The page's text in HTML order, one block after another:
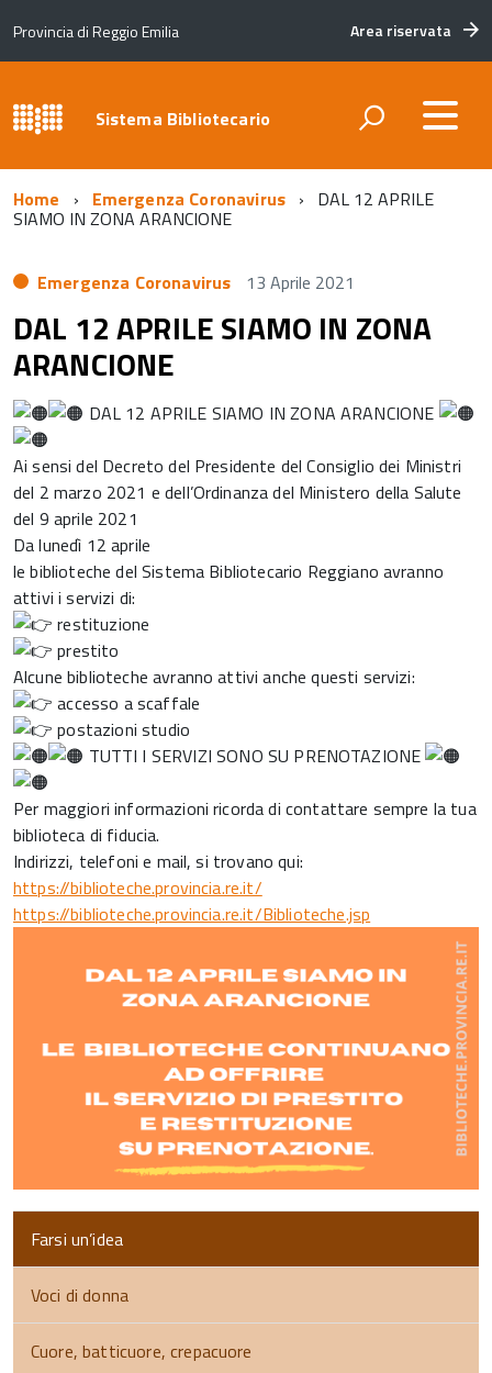
Provincia di Reggio Emilia Area riservata
Sistema Bibliotecario
Home Emergenza Coronavirus DAL 12 APRILE
SIAMO IN ZONA ARANCIONE
Emergenza Coronavirus 13 Aprile 2021
DAL 12 APRILE SIAMO IN ZONA
ARANCIONE
DAL 12 APRILE SIAMO IN ZONA ARANCIONE
Ai sensi del Decreto del Presidente del Consiglio dei Ministri
del 2 marzo 2021 e dell’Ordinanza del Ministero della Salute
del 9 aprile 2021
Da lunedì 12 aprile
le biblioteche del Sistema Bibliotecario Reggiano avranno
attivi i servizi di:
restituzione
prestito
Alcune biblioteche avranno attivi anche questi servizi:
accesso a scaffale
postazioni studio
TUTTI I SERVIZI SONO SU PRENOTAZIONE
Per maggiori informazioni ricorda di contattare sempre la tua
biblioteca di fiducia.
Indirizzi, telefoni e mail, si trovano qui:
https://biblioteche.provincia.re.it/
https://biblioteche.provincia.re.it/Biblioteche.jsp
Farsi un’idea
Voci di donna
Cuore, batticuore, crepacuore